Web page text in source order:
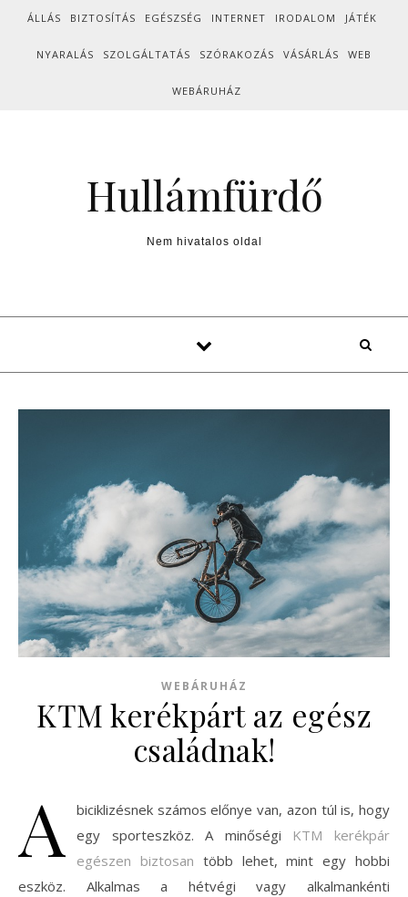
Skip to content
ÁLLÁS BIZTOSÍTÁS EGÉSZSÉG INTERNET IRODALOM JÁTÉK
NYARALÁS SZOLGÁLTATÁS SZÓRAKOZÁS VÁSÁRLÁS WEB
WEBÁRUHÁZ
Hullámfürdő
Nem hivatalos oldal
WEBÁRUHÁZ
KTM kerékpárt az egész
családnak!
A
biciklizésnek számos előnye van, azon túl is, hogy
egy sporteszköz. A minőségi KTM kerékpár
egészen biztosan több lehet, mint egy hobbi
eszköz. Alkalmas a hétvégi vagy alkalmankénti